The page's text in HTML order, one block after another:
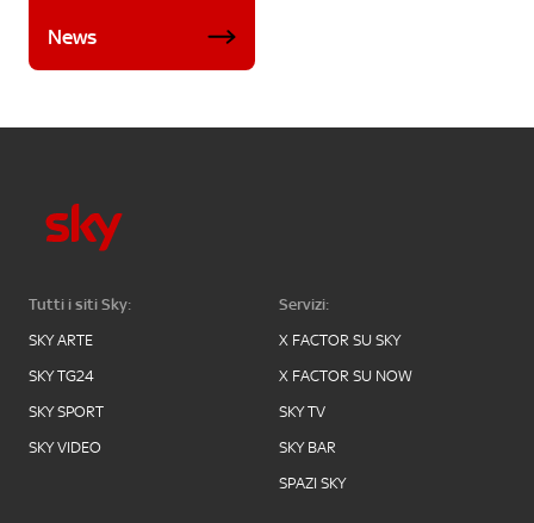
News
Tutti i siti Sky:
SKY ARTE
SKY TG24
SKY SPORT
SKY VIDEO
Servizi:
X FACTOR SU SKY
X FACTOR SU NOW
SKY TV
SKY BAR
SPAZI SKY